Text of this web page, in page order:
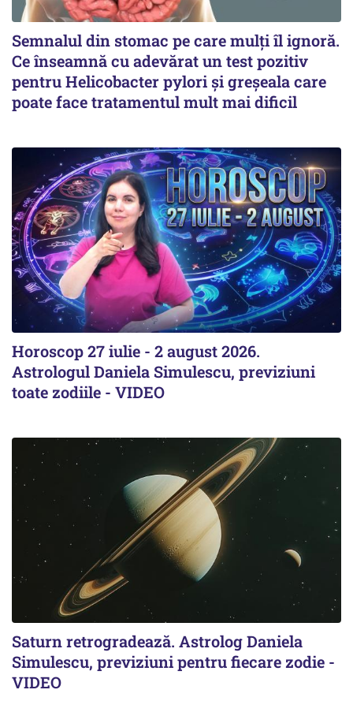
Semnalul din stomac pe care mulți îl ignoră.
Ce înseamnă cu adevărat un test pozitiv
pentru Helicobacter pylori și greșeala care
poate face tratamentul mult mai dificil
Horoscop 27 iulie - 2 august 2026.
Astrologul Daniela Simulescu, previziuni
toate zodiile - VIDEO
Saturn retrogradează. Astrolog Daniela
Simulescu, previziuni pentru fiecare zodie -
VIDEO